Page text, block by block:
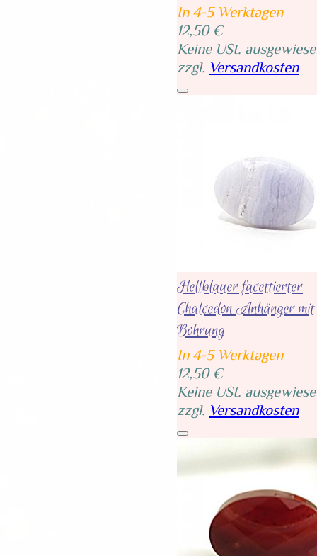
In 4-5 Werktagen
12,50 €
Keine USt.
zzgl. Versandkosten
Hellblauer facettierter
Chalcedon Anhänger mit
Bohrung
In 4-5 Werktagen
12,50 €
Keine USt.
zzgl. Versandkosten